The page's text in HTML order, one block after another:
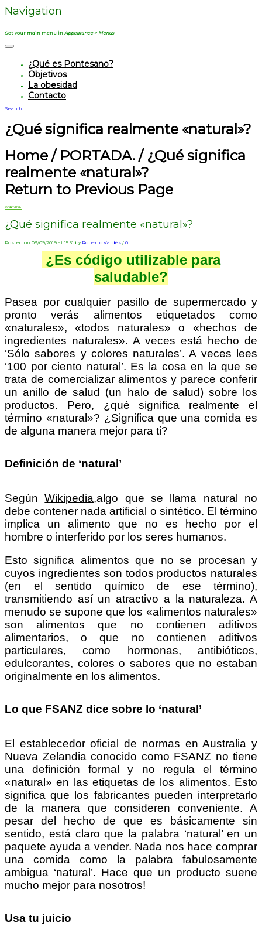
Navigation
Set your main menu in Appearance > Menus
¿Qué es Pontesano?
Objetivos
La obesidad
Contacto
Search
¿Qué significa realmente «natural»?
Home / PORTADA. / ¿Qué significa
realmente «natural»?
Return to Previous Page
PORTADA.
¿Qué significa realmente «natural»?
Posted on 09/09/2019 at 15:51 by Roberto Valdés / 0
¿Es código utilizable para
saludable?
Pasea por cualquier pasillo de supermercado y
pronto verás alimentos etiquetados como
«naturales», «todos naturales» o «hechos de
ingredientes naturales». A veces está hecho de
‘Sólo sabores y colores naturales’. A veces lees
‘100 por ciento natural’. Es la cosa en la que se
trata de comercializar alimentos y parece conferir
un anillo de salud (un halo de salud) sobre los
productos. Pero, ¿qué significa realmente el
término «natural»? ¿Significa que una comida es
de alguna manera mejor para ti?
Definición de ‘natural’
SegúnWikipedia,algo que se llama natural no
debe contener nada artificial o sintético. El término
implica un alimento que no es hecho por el
hombre o interferido por los seres humanos.
Esto significa alimentos que no se procesan y
cuyos ingredientes son todos productos naturales
(en el sentido químico de ese término),
transmitiendo así un atractivo a la naturaleza. A
menudo se supone que los «alimentos naturales»
son alimentos que no contienen aditivos
alimentarios, o que no contienen aditivos
particulares, como hormonas, antibióticos,
edulcorantes, colores o sabores que no estaban
originalmente en los alimentos.
Lo que FSANZ dice sobre lo ‘natural’
El establecedor oficial de normas en Australia y
Nueva Zelandia conocido como FSANZ no tiene
una definición formal y no regula el término
«natural» en las etiquetas de los alimentos. Esto
significa que los fabricantes pueden interpretarlo
de la manera que consideren conveniente. A
pesar del hecho de que es básicamente sin
sentido, está claro que la palabra ‘natural’ en un
paquete ayuda a vender. Nada nos hace comprar
una comida como la palabra fabulosamente
ambigua ‘natural’. Hace que un producto suene
mucho mejor para nosotros!
Usa tu juicio